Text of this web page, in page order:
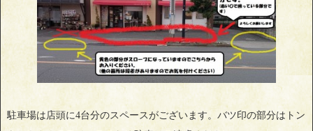
駐車場は店頭に4台分のスペースがございます。バツ印の部分はトン